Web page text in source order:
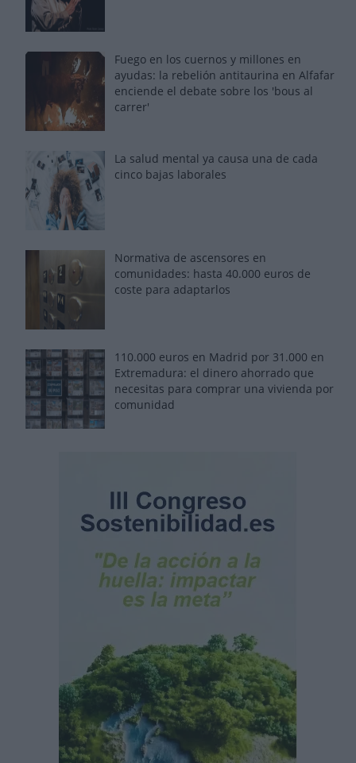
Fuego en los cuernos y millones en
ayudas: la rebelión antitaurina en Alfafar
enciende el debate sobre los 'bous al
carrer'
La salud mental ya causa una de cada
cinco bajas laborales
Normativa de ascensores en
comunidades: hasta 40.000 euros de
coste para adaptarlos
110.000 euros en Madrid por 31.000 en
Extremadura: el dinero ahorrado que
necesitas para comprar una vivienda por
comunidad